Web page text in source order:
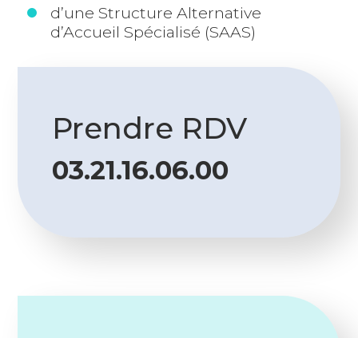
Prendre RDV
03.21.16.06.00
d’une Structure Alternative
d’Accueil Spécialisé (SAAS)